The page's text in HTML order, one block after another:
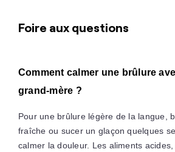
Foire aux questions
Comment calmer une brûlure
grand-mère ?
Pour une brûlure légère de la langue,
fraîche ou sucer un glaçon quelques
calmer la douleur. Les aliments